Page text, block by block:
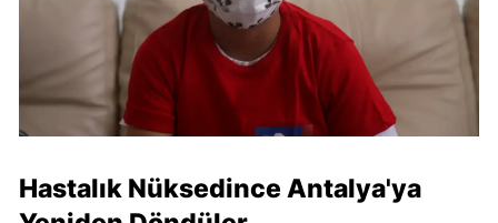
Hastalık Nüksedince Antalya'ya